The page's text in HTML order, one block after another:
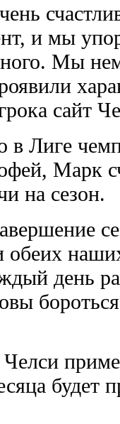
и мы
Мы
сайт
в Лиге
Марк
на сезон.
день